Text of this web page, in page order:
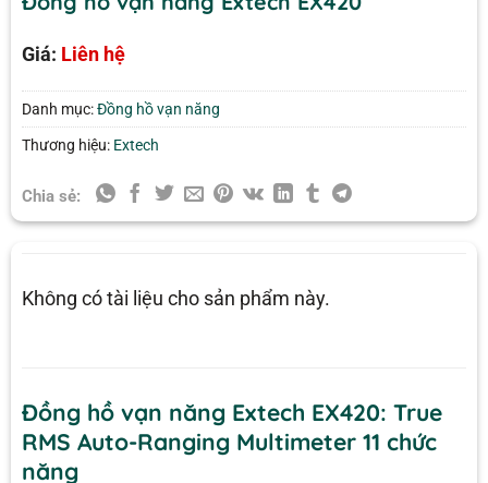
Giá: Liên hệ
Danh mục:Đồng hồ vạn năng
Thương hiệu: Extech
Chia sẻ:
Không có tài liệu cho sản phẩm này.
Đồng hồ vạn năng Extech EX420: True
RMS Auto-Ranging Multimeter 11 chức
năng